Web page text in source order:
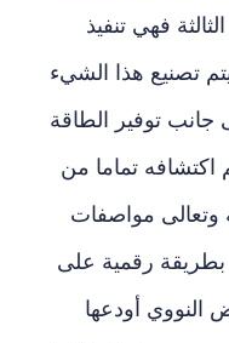
فهي تنفيذ
تصنيع هذا الشيء
جانب توفير الطاقة
اكتشافه تماما من
وتعالى مواصفات
بطريقة رقمية على
النووي أودعها